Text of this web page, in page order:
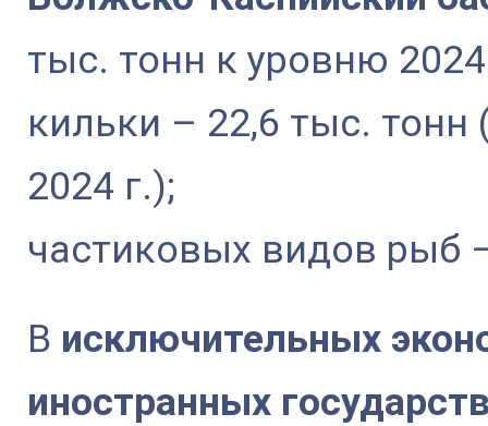
тыс. тонн к уровню
кильки – 22,6 тыс.
2024 г.);
частиковых видов рыб
В исключительных
иностранных